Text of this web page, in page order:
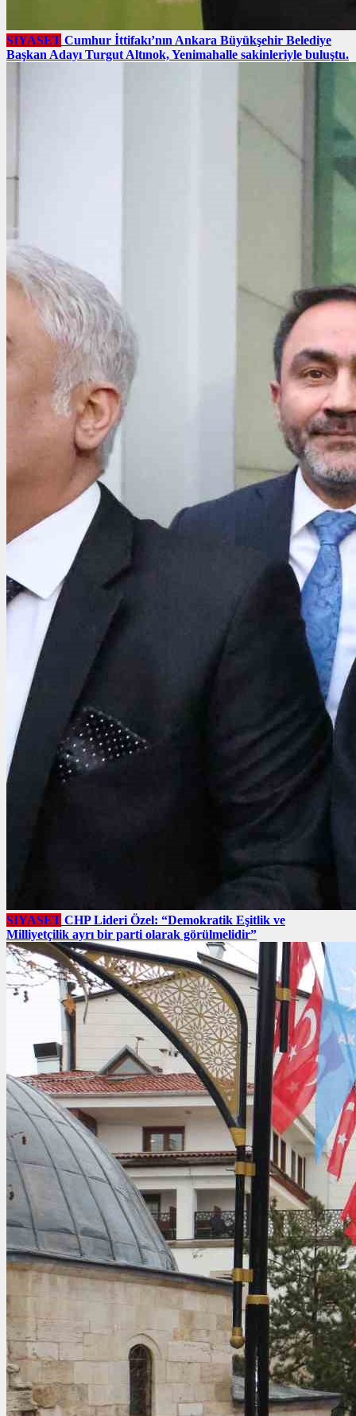
SIYASET Cumhur İttifakı’nın Ankara Büyükşehir Belediye
Başkan Adayı Turgut Altınok, Yenimahalle sakinleriyle buluştu.
SIYASET CHP Lideri Özel: “Demokratik Eşitlik ve
Milliyetçilik ayrı bir parti olarak görülmelidir”